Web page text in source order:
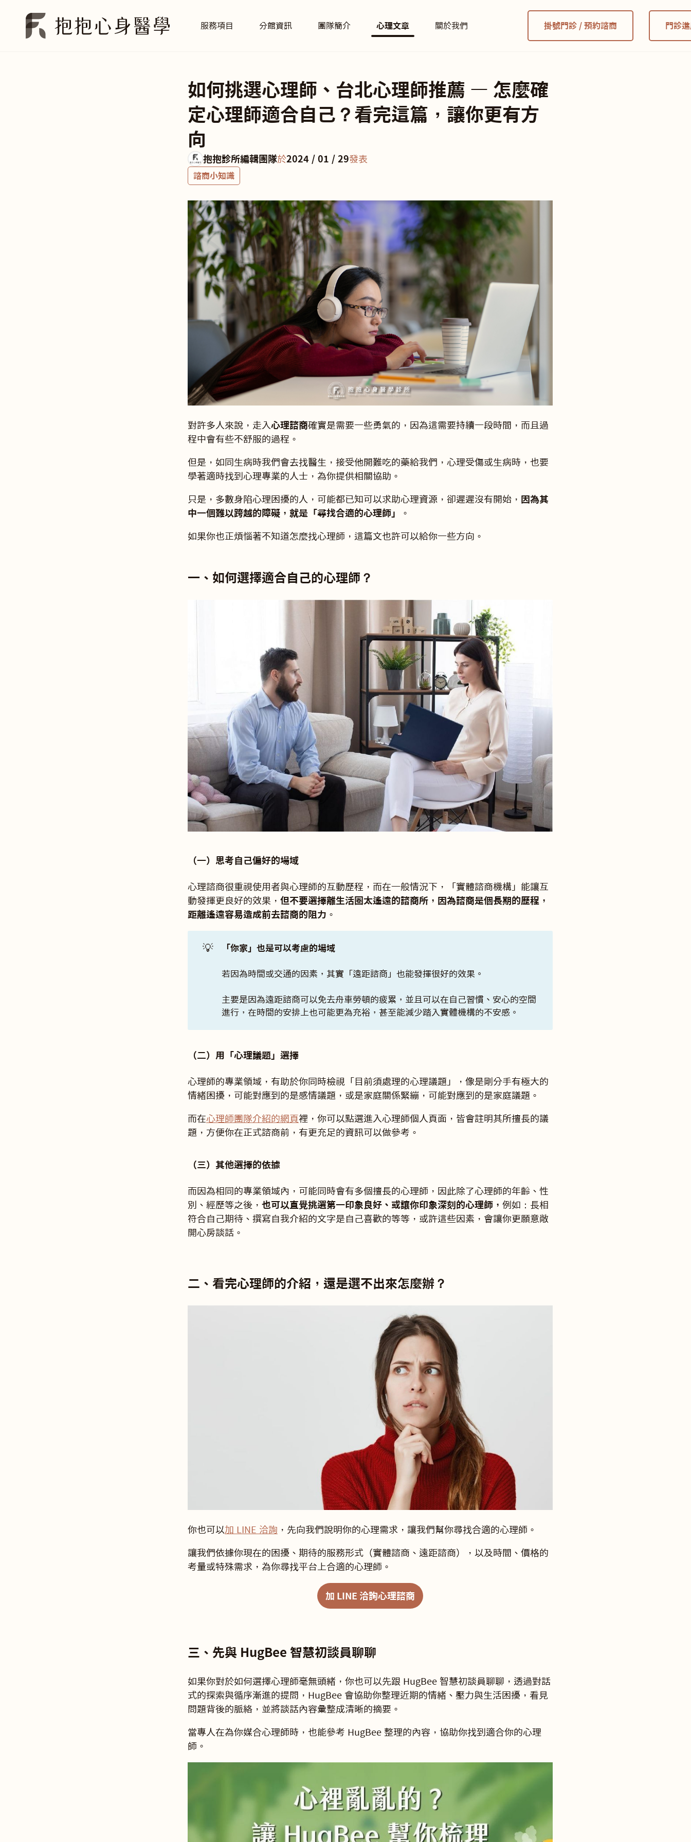
服務項目 分館資訊 團隊簡介 心理文章 關於我們 掛號門診 / 預約諮商 門診
如何挑選心理師、台北心理師推薦 — 怎麼確
定心理師適合自己？看完這篇，讓你更有方
向
抱抱診所編輯團隊於2024 / 01 / 29發表
諮商小知識
對許多人來說，走入心理諮商確實是需要一些勇氣的，因為這需要持續一段時間，而且過
程中會有些不舒服的過程。
但是，如同生病時我們會去找醫生，接受他開難吃的藥給我們，心理受傷或生病時，也要
學著適時找到心理專業的人士，為你提供相關協助。
只是，多數身陷心理困擾的人，可能都已知可以求助心理資源，卻遲遲沒有開始， 因為其
中一個難以跨越的障礙，就是「尋找合適的心理師」
。
如果你也正煩惱著不知道怎麼找心理師，這篇文也許可以給你一些方向。
一、如何選擇適合自己的心理師？
（一）思考自己偏好的場域
心理諮商很重視使用者與心理師的互動歷程，而在一般情況下，「實體諮商機構」能讓互
動發揮更良好的效果， 但不要選擇離生活圈太遙遠的諮商所，因為諮商是個長期的歷程，
距離遙遠容易造成前去諮商的阻力 。
💡 「你家」也是可以考慮的場域
若因為時間或交通的因素，其實「遠距諮商」也能發揮很好的效果。
主要是因為遠距諮商可以免去舟車勞頓的疲累，並且可以在自己習慣、安心的空間
進行，在時間的安排上也可能更為充裕，甚至能減少踏入實體機構的不安感。
（二）用「心理議題」選擇
心理師的專業領域，有助於你同時檢視「目前須處理的心理議題」，像是剛分手有極大的
情緒困擾，可能對應到的是感情議題，或是家庭關係緊繃，可能對應到的是家庭議題。
而在心理師團隊介紹的網頁裡，你可以點選進入心理師個人頁面，皆會註明其所擅長的議
題，方便你在正式諮商前，有更充足的資訊可以做參考。
（三）其他選擇的依據
而因為相同的專業領域內，可能同時會有多個擅長的心理師，因此除了心理師的年齡、性
別、經歷等之後， 也可以直覺挑選第一印象良好、或讓你印象深刻的心理師， 例如：長相
符合自己期待、撰寫自我介紹的文字是自己喜歡的等等，或許這些因素，會讓你更願意敞
開心房談話。
二、看完心理師的介紹，還是選不出來怎麼辦？
你也可以加 LINE 洽詢 ，先向我們說明你的心理需求，讓我們幫你尋找合適的心理師。
讓我們依據你現在的困擾、期待的服務形式（實體諮商、遠距諮商），以及時間、價格的
考量或特殊需求，為你尋找平台上合適的心理師。
加 LINE 洽詢心理諮商
三、先與 HugBee 智慧初談員聊聊
如果你對於如何選擇心理師毫無頭緒，你也可以先跟 HugBee 智慧初談員聊聊，透過對話
式的探索與循序漸進的提問，HugBee 會協助你整理近期的情緒、壓力與生活困擾，看見
問題背後的脈絡，並將談話內容彙整成清晰的摘要。
當專人在為你媒合心理師時，也能參考 HugBee 整理的內容，協助你找到適合你的心理
師。